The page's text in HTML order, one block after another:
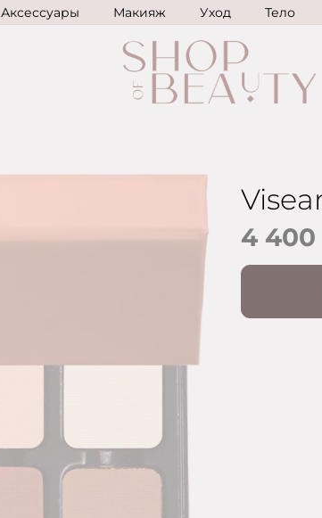
Аксессуары Макияж Уход Тело
4